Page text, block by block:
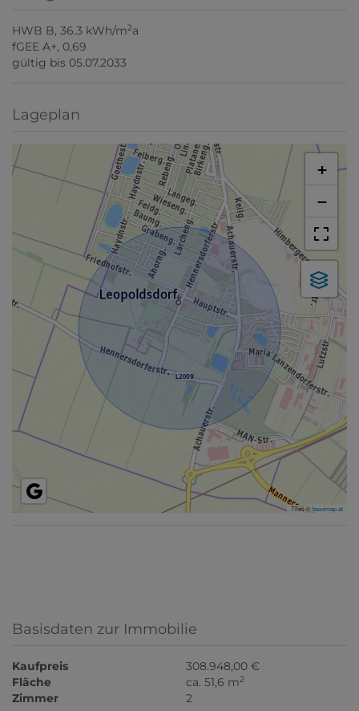
HWB B, 36.3 kWh/m2a
fGEE A+, 0,69
gültig bis 05.07.2033
Lageplan
+
−
Tiles ©basemap.at
Basisdaten zur Immobilie
Kaufpreis
308.948,00 €
Fläche
ca. 51,6 m2
Zimmer 2